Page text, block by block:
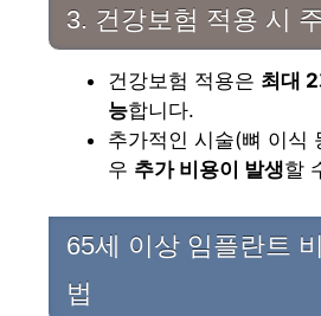
3. 건강보험 적용 시
건강보험 적용은 최대
능합니다.
추가적인 시술(뼈 이식
우 추가 비용이 발생할
65세 이상 임플란트
법